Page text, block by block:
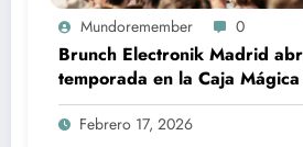
Mundoremember 0
Brunch Electronik Madrid
temporada en la Caja
Prydz y Paul Kalkbrenner
Febrero 17, 2026